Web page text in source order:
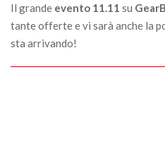
Il grande evento 11.11 su
tante offerte e vi sarà anche la
sta arrivando!